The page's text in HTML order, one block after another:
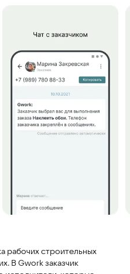
рабочих строительных
В Gwork заказчик